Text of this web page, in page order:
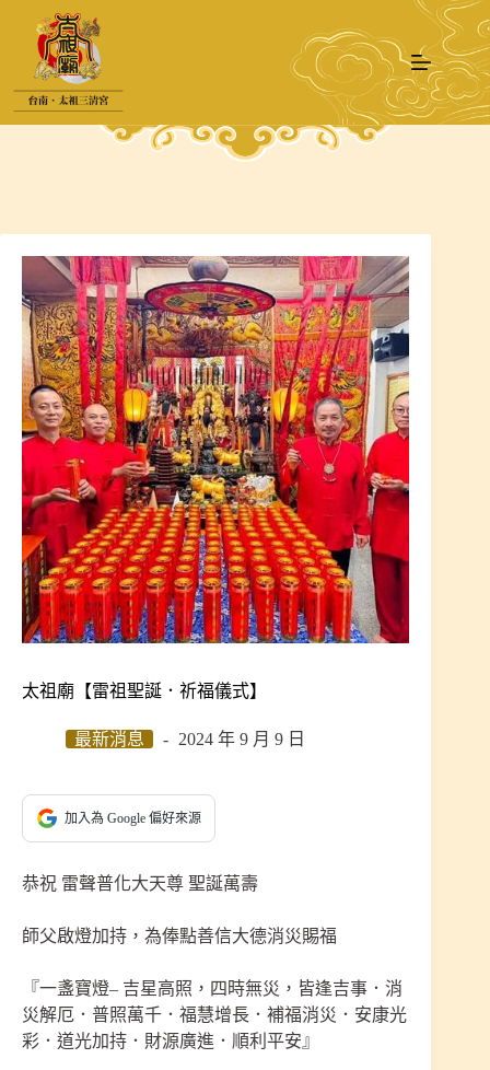
要
太祖廟【雷祖聖誕．祈福儀式】
最新消息 2024 年 9 月 9 日
加入為 Google 偏好來源
恭祝 雷聲普化大天尊 聖誕萬壽
師父啟燈加持，為俸點善信大德消災賜福
『一盞寶燈– 吉星高照，四時無災，皆逢吉事．消
災解厄．普照萬千．福慧增長．補福消災．安康光
彩．道光加持．財源廣進．順利平安』